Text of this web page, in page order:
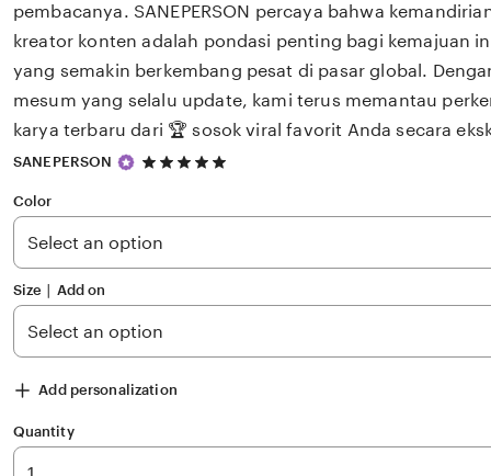
pembacanya. SANEPERSON percaya bahwa
kreator konten adalah pondasi penting bagi kemajuan
yang semakin berkembang pesat di pasar global.
mesum yang selalu update, kami terus memantau
karya terbaru dari 🏆 sosok viral favorit Anda secara
SANEPERSON
5
5
stars
Color
Size ∣ Add on
Add personalization
Quantity